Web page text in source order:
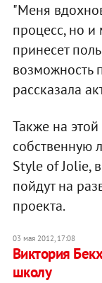
"Меня
процесс, но и
принесет
возможность
рассказала
Также на
собственную
Style of Jolie,
пойдут на
проекта.
03 мая 2012, 17:08
Виктория
школу